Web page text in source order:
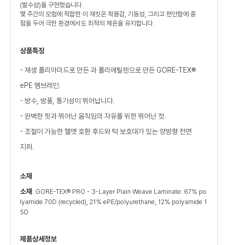
(발수성)을 구현했습니다.
몇 주간의 모험에 적합한 이 재킷은 착용감, 기동성, 그리고 편안함에 중
점을 두어 극한 환경에서도 최적의 체온을 유지합니다.
상품특징
- 재생 폴리아미드로 만든 과 폴리에틸렌으로 만든 GORE-TEX®
ePE 멤브레인.
- 방수, 방풍, 통기성이 뛰어납니다.
- 완벽한 핏과 뛰어난 움직임의 자유를 위한 뛰어난 컷.
- 조절이 가능한 헬멧 호환 후드와 턱 보호대가 있는 양방향 전면
지퍼.
소재
소재 : GORE-TEX® PRO - 3-Layer Plain Weave Laminate: 67% po
lyamide 70D (recycled), 21% ePE/polyurethane, 12% polyamide 1
5D
제품상세정보